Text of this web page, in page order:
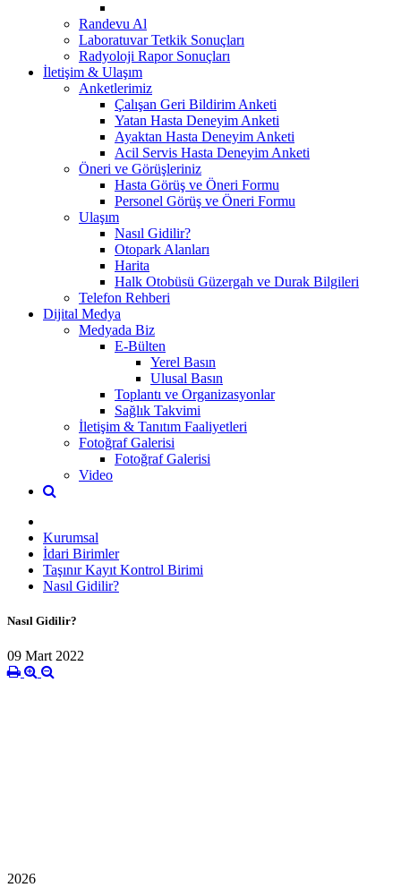
Randevu Al
Laboratuvar Tetkik Sonuçları
Radyoloji Rapor Sonuçları
İletişim & Ulaşım
Anketlerimiz
Çalışan Geri Bildirim Anketi
Yatan Hasta Deneyim Anketi
Ayaktan Hasta Deneyim Anketi
Acil Servis Hasta Deneyim Anketi
Öneri ve Görüşleriniz
Hasta Görüş ve Öneri Formu
Personel Görüş ve Öneri Formu
Ulaşım
Nasıl Gidilir?
Otopark Alanları
Harita
Halk Otobüsü Güzergah ve Durak Bilgileri
Telefon Rehberi
Dijital Medya
Medyada Biz
E-Bülten
Yerel Basın
Ulusal Basın
Toplantı ve Organizasyonlar
Sağlık Takvimi
İletişim & Tanıtım Faaliyetleri
Fotoğraf Galerisi
Fotoğraf Galerisi
Video
Kurumsal
İdari Birimler
Taşınır Kayıt Kontrol Birimi
Nasıl Gidilir?
Nasıl Gidilir?
09 Mart 2022
2026